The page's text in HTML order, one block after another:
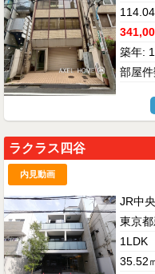
築年:
部屋
ラクラス四谷
内見動画
JR中
東京
1LDK
35.52